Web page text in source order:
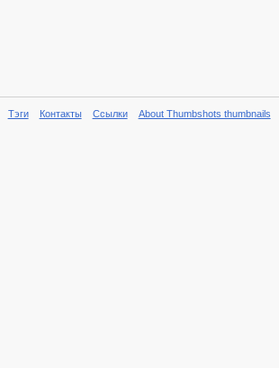
Тэги Контакты Ссылки About Thumbshots thumbnails